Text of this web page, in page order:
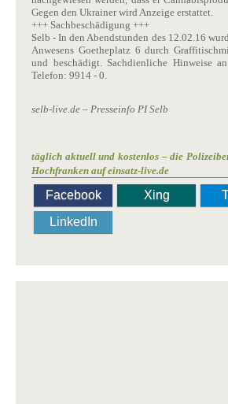
Gegen den Ukrainer wird Anzeige erstattet.
+++ Sachbeschädigung +++
Selb - In den Abendstunden des 12.02.16
Anwesens Goetheplatz 6 durch
und beschädigt. Sachdienliche Hinweise
Telefon: 9914 - 0.
selb-live.de – Presseinfo PI Selb
täglich aktuell und kostenlos – die
Hochfranken auf einsatz-live.de
Facebook Xing
LinkedIn